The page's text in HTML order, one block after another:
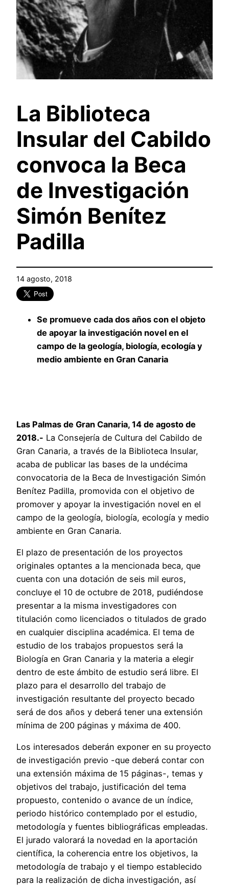
La Biblioteca
Insular del Cabildo
convoca la Beca
de Investigación
Simón Benítez
Padilla
14 agosto, 2018
Se promueve cada dos años con el objeto
de apoyar la investigación novel en el
campo de la geología, biología, ecología y
medio ambiente en Gran Canaria
Las Palmas de Gran Canaria, 14 de agosto de
2018.- La Consejería de Cultura del Cabildo de
Gran Canaria, a través de la Biblioteca Insular,
acaba de publicar las bases de la undécima
convocatoria de la Beca de Investigación Simón
Benítez Padilla, promovida con el objetivo de
promover y apoyar la investigación novel en el
campo de la geología, biología, ecología y medio
ambiente en Gran Canaria.
El plazo de presentación de los proyectos
originales optantes a la mencionada beca, que
cuenta con una dotación de seis mil euros,
concluye el 10 de octubre de 2018, pudiéndose
presentar a la misma investigadores con
titulación como licenciados o titulados de grado
en cualquier disciplina académica. El tema de
estudio de los trabajos propuestos será la
Biología en Gran Canaria y la materia a elegir
dentro de este ámbito de estudio será libre. El
plazo para el desarrollo del trabajo de
investigación resultante del proyecto becado
será de dos años y deberá tener una extensión
mínima de 200 páginas y máxima de 400.
Los interesados deberán exponer en su proyecto
de investigación previo -que deberá contar con
una extensión máxima de 15 páginas-, temas y
objetivos del trabajo, justificación del tema
propuesto, contenido o avance de un índice,
periodo histórico contemplado por el estudio,
metodología y fuentes bibliográficas empleadas.
El jurado valorará la novedad en la aportación
científica, la coherencia entre los objetivos, la
metodología de trabajo y el tiempo establecido
para la realización de dicha investigación, así